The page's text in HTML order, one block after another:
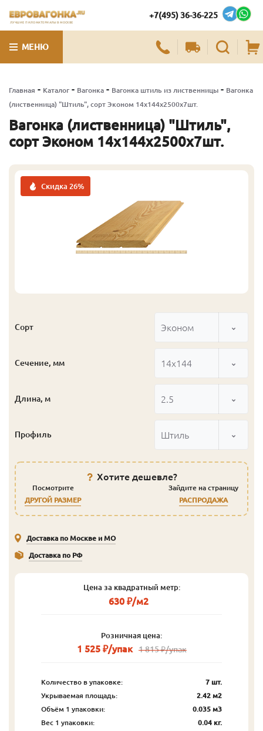
ЛУЧШИЕ ПИЛОМАТЕРИАЛЫ В МОСКВЕ
+7(495) 36-36-225
МЕНЮ
Главная - Каталог - Вагонка - Вагонка штиль из лиственницы - Вагонка
(лиственница) "Штиль", сорт Эконом 14х144х2500х7шт.
Вагонка (лиственница) "Штиль",
сорт Эконом 14х144х2500х7шт.
Скидка 26%
Сорт Эконом
Сечение, мм 14x144
Длина, м 2.5
Профиль Штиль
Хотите дешевле?
Посмотрите
ДРУГОЙ РАЗМЕР
Зайдите на страницу
РАСПРОДАЖА
Доставка по Москве и МО
Доставка по РФ
Цена за квадратный метр:
630 ₽/м2
Розничная цена:
1 525 ₽/упак 1 815 ₽/упак
Количество в упаковке:
7 шт.
Укрываемая площадь:
2.42 м2
Объём 1 упаковки:
0.035 м3
Вес 1 упаковки:
0.04 кг.